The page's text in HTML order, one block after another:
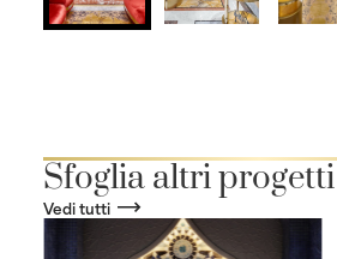
Sfoglia altri progetti
Vedi tutti